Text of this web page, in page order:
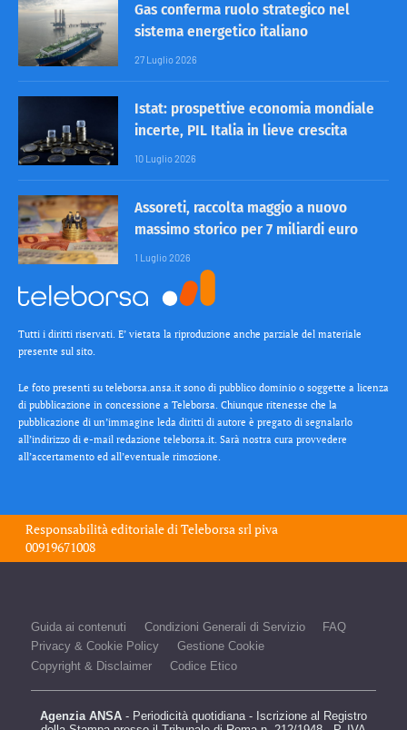
Gas conferma ruolo strategico nel
sistema energetico italiano
27 Luglio 2026
Istat: prospettive economia mondiale
incerte, PIL Italia in lieve crescita
10 Luglio 2026
Assoreti, raccolta maggio a nuovo
massimo storico per 7 miliardi euro
1 Luglio 2026
Tutti i diritti riservati. E’ vietata la riproduzione anche parziale del materiale
presente sul sito.
Le foto presenti su teleborsa.ansa.it sono di pubblico dominio o soggette a licenza
di pubblicazione in concessione a Teleborsa. Chiunque ritenesse che la
pubblicazione di un’immagine leda diritti di autore è pregato di segnalarlo
all’indirizzo di e-mail redazione teleborsa.it. Sarà nostra cura provvedere
all’accertamento ed all’eventuale rimozione.
Responsabilità editoriale diTeleborsa srlpiva
00919671008
Guida ai contenuti Condizioni Generali di Servizio
FAQ
Privacy & Cookie Policy
Gestione Cookie
Copyright & Disclaimer
Codice Etico
Agenzia ANSA - Periodicità quotidiana - Iscrizione al Registro